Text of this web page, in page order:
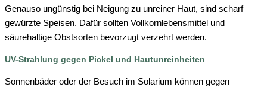
Genauso ungünstig bei Neigung zu unreiner Haut, sind scharf
gewürzte Speisen. Dafür sollten Vollkornlebensmittel und
säurehaltige Obstsorten bevorzugt verzehrt werden.
UV-Strahlung gegen Pickel und Hautunreinheiten
Sonnenbäder oder der Besuch im Solarium können gegen